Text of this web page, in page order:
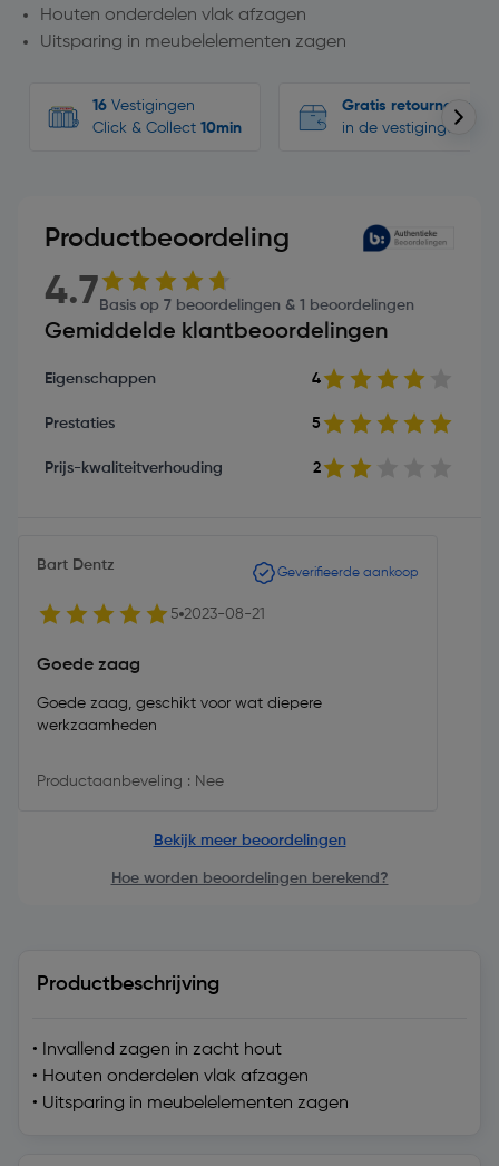
Houten onderdelen vlak afzagen
Uitsparing in meubelelementen zagen
16 Vestigingen
Click & Collect 10min
Gratis retourneren
in de vestigingen
Productbeoordeling
4.7 Basis op 7 beoordelingen & 1 beoordelingen
Gemiddelde klantbeoordelingen
Eigenschappen 4
Prestaties 5
Prijs-kwaliteitverhouding 2
Bart Dentz Geverifieerde aankoop
5 2023-08-21
Goede zaag
Goede zaag, geschikt voor wat diepere
werkzaamheden
Productaanbeveling : Nee
Bekijk meer beoordelingen
Hoe worden beoordelingen berekend?
Productbeschrijving
• Invallend zagen in zacht hout
• Houten onderdelen vlak afzagen
• Uitsparing in meubelelementen zagen